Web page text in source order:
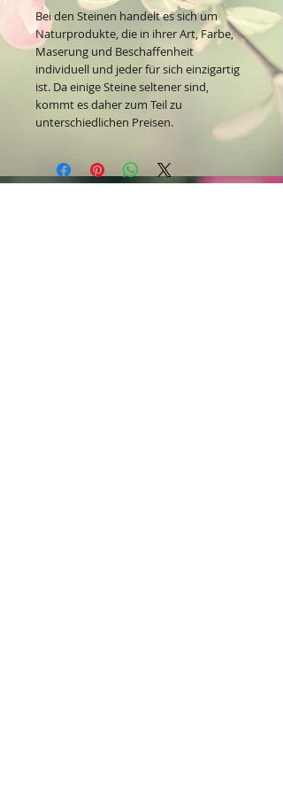
Bei den Steinen handelt es sich um
Naturprodukte, die in ihrer Art, Farbe,
Maserung und Beschaffenheit
individuell und jeder für sich einzigartig
ist. Da einige Steine seltener sind,
kommt es daher zum Teil zu
unterschiedlichen Preisen.